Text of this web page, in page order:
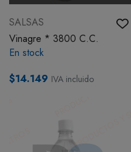
EMBALAJE
BOTIQUÍN
MI CUENTA
SALSAS
Vinagre * 3800 C.C.
En stock
$14.149 IVA incluido